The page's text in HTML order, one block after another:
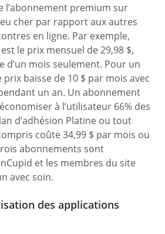
l’abonnement premium sur
cher par rapport aux autres
en ligne. Par exemple,
le prix mensuel de 29,98 $,
d’un mois seulement. Pour un
baisse de 10 $ par mois avec
un an. Un abonnement
à l’utilisateur 66% des
d’adhésion Platine ou tout
coûte 34,99 $ par mois ou
abonnements sont
et les membres du site
avec soin.
des applications